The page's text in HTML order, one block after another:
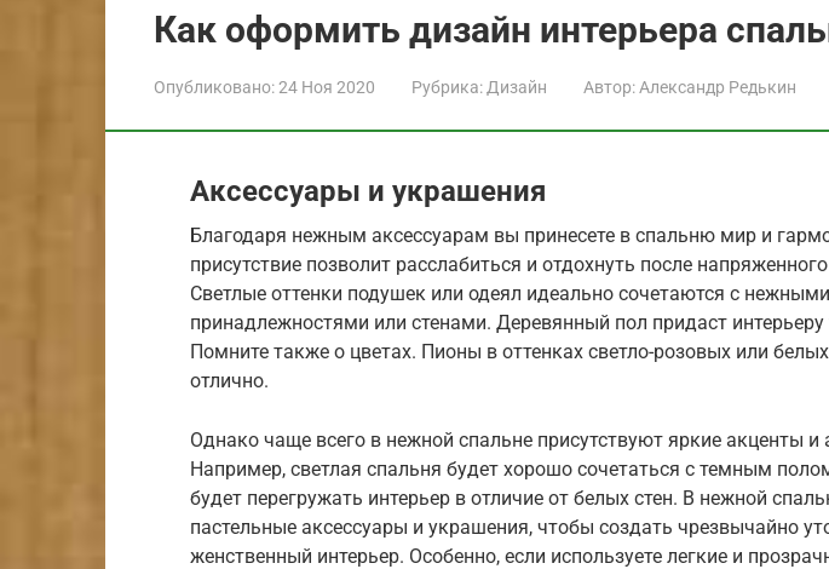
Как оформить дизайн интерьера
Опубликовано:24 Ноя 2020 Рубрика: Дизайн Автор: Александр Редькин
Аксессуары и украшения
Благодаря нежным аксессуарам вы принесете в спальню мир и
присутствие позволит расслабиться и отдохнуть после
Светлые оттенки подушек или одеял идеально сочетаются с
принадлежностями или стенами. Деревянный пол придаст
Помните также о цветах. Пионы в оттенках светло-розовых или
отлично.
Однако чаще всего в нежной спальне присутствуют яркие акценты и
Например, светлая спальня будет хорошо сочетаться с темным
будет перегружать интерьер в отличие от белых стен. В нежной
пастельные аксессуары и украшения, чтобы создать чрезвычайно
женственный интерьер. Особенно, если используете легкие и